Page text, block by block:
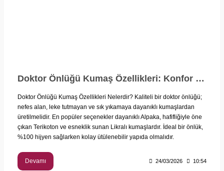
Doktor Önlüğü Kumaş Özellikleri: Konfor ve Hijyen Rehberi
Doktor Önlüğü Kumaş Özellikleri Nelerdir? Kaliteli bir doktor önlüğü;
nefes alan, leke tutmayan ve sık yıkamaya dayanıklı kumaşlardan
üretilmelidir. En popüler seçenekler dayanıklı Alpaka, hafifliğiyle öne
çıkan Terikoton ve esneklik sunan Likralı kumaşlardır. İdeal bir önlük,
%100 hijyen sağlarken kolay ütülenebilir yapıda olmalıdır.
Devamı 24/03/2026 10:54